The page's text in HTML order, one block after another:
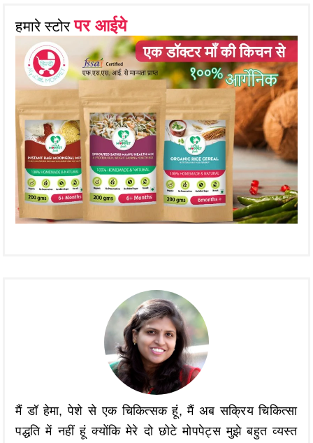
हमारे स्टोरपर आईये
मैं डॉ हेमा, पेशे से एक चिकित्सक हूं, मैं अब सक्रिय चिकित्सा
पद्धति में नहीं हूं क्योंकि मेरे दो छोटे मोपपेट्स मुझे बहुत व्यस्त